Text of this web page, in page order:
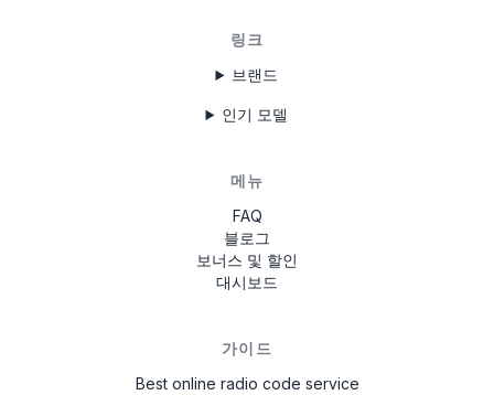
T0012010272666
B40911748B
TQN1882123EA
W629
링크
브랜드
인기 모델
메뉴
FAQ
블로그
보너스 및 할인
대시보드
가이드
Best online radio code service